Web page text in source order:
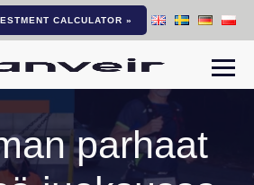
CALCULATOR »
parhaat